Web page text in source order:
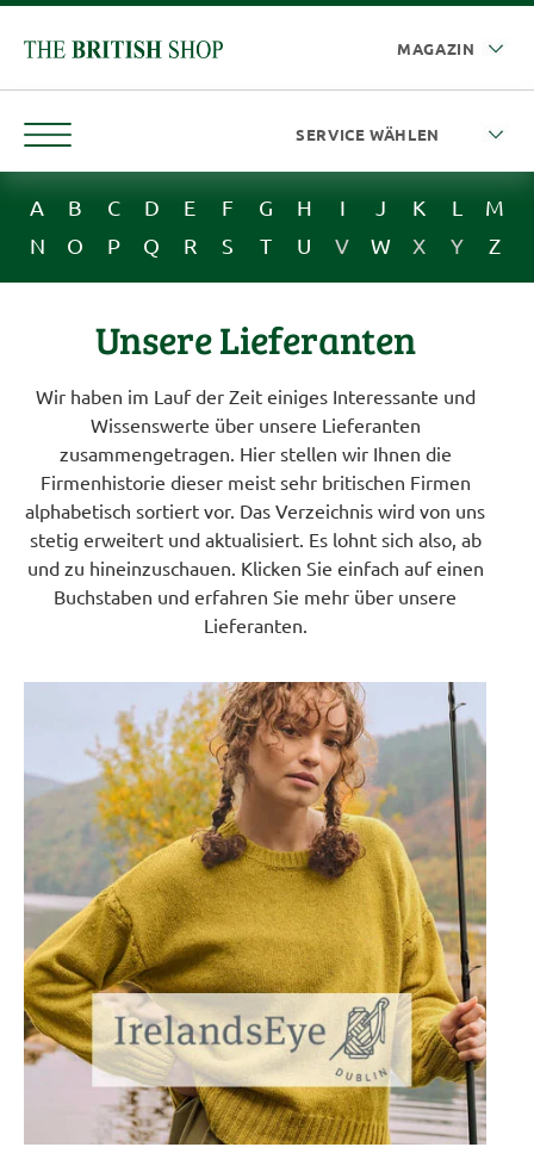
A B C D E F G H I J K L
M
N
O P Q R S T U V W X Y Z
Unsere Lieferanten
Wir haben im Lauf der Zeit einiges Interessante und
Wissenswerte über unsere Lieferanten
zusammengetragen. Hier stellen wir Ihnen die
Firmenhistorie dieser meist sehr britischen Firmen
alphabetisch sortiert vor. Das Verzeichnis wird von uns
stetig erweitert und aktualisiert. Es lohnt sich also, ab
und zu hineinzuschauen. Klicken Sie einfach auf einen
Buchstaben und erfahren Sie mehr über unsere
Lieferanten.